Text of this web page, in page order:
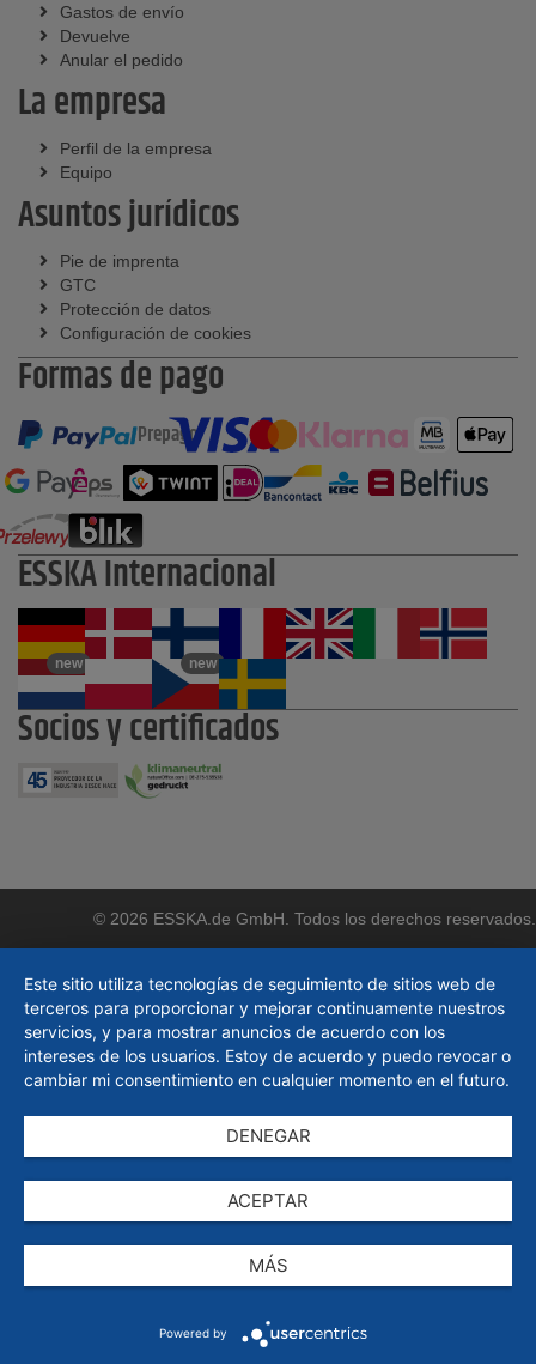
Gastos de envío
Devuelve
Anular el pedido
La empresa
Perfil de la empresa
Equipo
Asuntos jurídicos
Pie de imprenta
GTC
Protección de datos
Configuración de cookies
Formas de pago
Prepago
ESSKA Internacional
new new
Socios y certificados
© 2026 ESSKA.de GmbH. Todos los derechos reservados.
Este sitio utiliza tecnologías de seguimiento de sitios web de
terceros para proporcionar y mejorar continuamente nuestros
servicios, y para mostrar anuncios de acuerdo con los
intereses de los usuarios. Estoy de acuerdo y puedo revocar o
cambiar mi consentimiento en cualquier momento en el futuro.
DENEGAR
ACEPTAR
MÁS
Powered by